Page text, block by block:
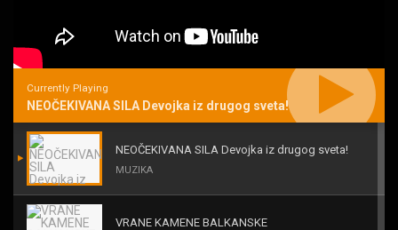
Currently Playing
NEOČEKIVANA SILA Devojka iz drugog sveta!
NEOČEKIVANA SILA Devojka iz drugog sveta!
MUZIKA
VRANE KAMENE BALKANSKE